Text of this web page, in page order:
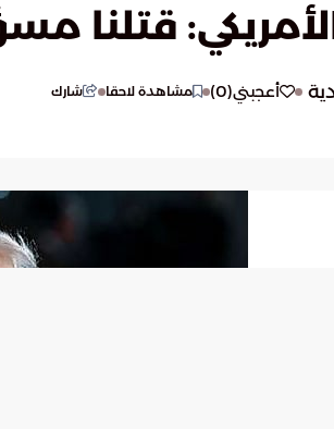
قتلنا
أعجبني(
0
) مشاهدة لاحقا شارك